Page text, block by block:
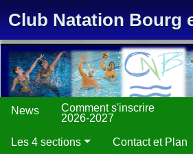
Club Natation Bourg
News
Comment s'inscrire
2026-2027
Les 4 sections Contact et Plan